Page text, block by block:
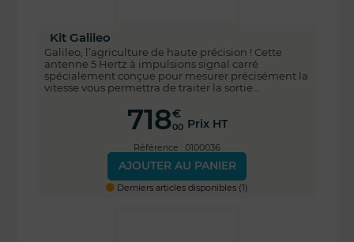
Kit Galileo
Galileo, l’agriculture de haute précision ! Cette
antenne 5 Hertz à impulsions signal carré
spécialement conçue pour mesurer précisément la
vitesse vous permettra de traiter la sortie...
718€
00 Prix HT
Référence : 0100036
AJOUTER AU PANIER
Derniers articles disponibles (1)